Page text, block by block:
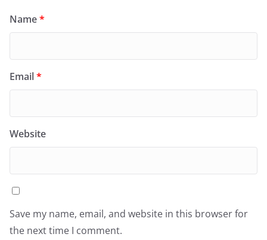
Name*
Email*
Website
Save my name, email, and website in this browser for
the next time I comment.